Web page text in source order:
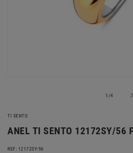
modal
1 /
de4
TI SENTO
ANEL TI SENTO 12172SY/56
REF: 12172SY-56